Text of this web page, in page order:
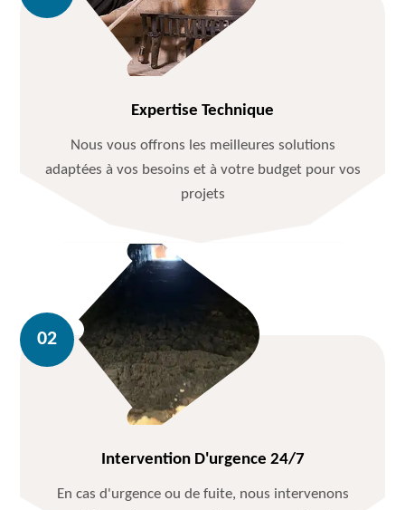
Expertise Technique
Nous vous offrons les meilleures solutions
adaptées à vos besoins et à votre budget pour vos
projets
Intervention D'urgence 24/7
En cas d'urgence ou de fuite, nous intervenons